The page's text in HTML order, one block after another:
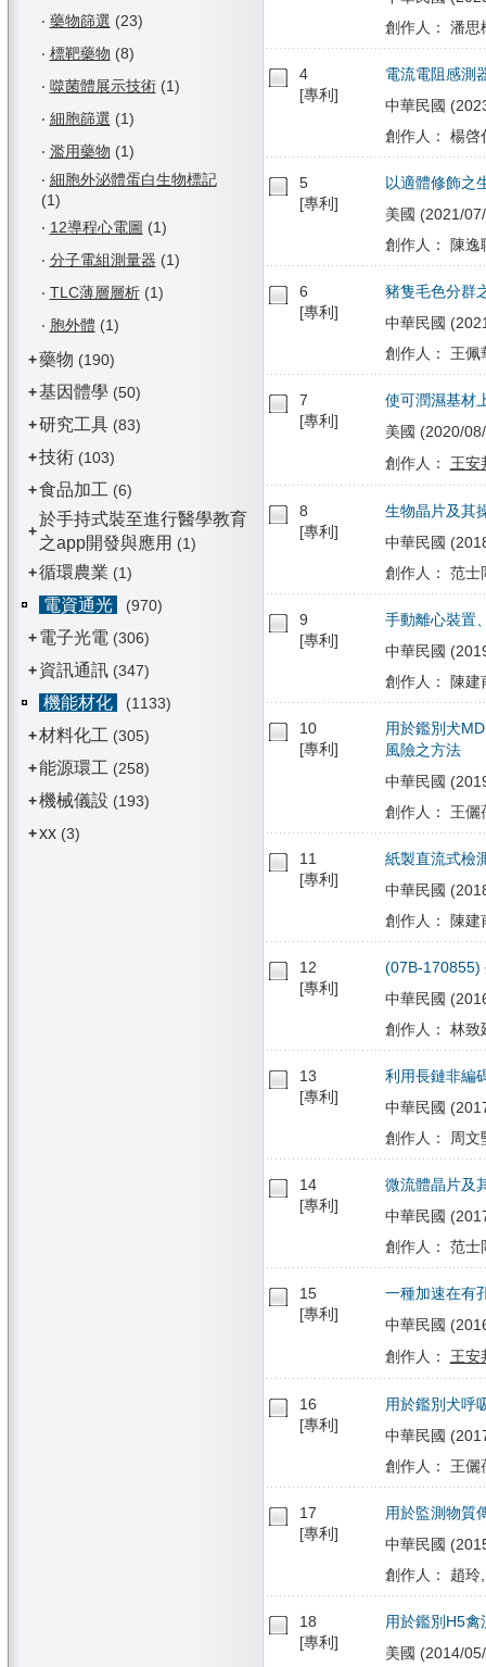
‧ 藥物篩選 (23)
‧ 標靶藥物 (8)
‧ 噬菌體展示技術(1)
‧ 細胞篩選 (1)
‧ 濫用藥物 (1)
‧ 細胞外泌體蛋白生物標記
(1)
‧ 12導程心電圖 (1)
‧ 分子電組測量器 (1)
‧ TLC薄層層析(1)
‧ 胞外體 (1)
+藥物 (190)
+基因體學 (50)
+研究工具(83)
+技術(103)
+食品加工 (6)
+
於手持式裝至進行醫學教育
之app開發與應用 (1)
+循環農業 (1)
電資通光
(970)
+ 電子光電 (306)
+ 資訊通訊(347)
機能材化
(1133)
+材料化工 (305)
+能源環工 (258)
+機械儀設 (193)
+xx(3)
創作人： 潘思
4
[專利]
電流電阻感測
中華民國
創作人： 楊啓
5
[專利]
以適體修飾之
美國 (2021/
創作人： 陳逸
6
[專利]
豬隻毛色分群
中華民國
創作人： 王佩
7
[專利]
使可潤濕基材
美國 (2020/
創作人： 王安
8
[專利]
生物晶片及其
中華民國
創作人： 范士
9
[專利]
手動離心裝置
中華民國
創作人： 陳建
10
[專利]
用於鑑別犬
風險之方法
中華民國
創作人： 王儷
11
[專利]
紙製直流式檢
中華民國
創作人： 陳建
12
[專利]
(07B-170855)
中華民國
創作人： 林致
13
[專利]
利用長鏈非編
中華民國
創作人： 周文
14
[專利]
微流體晶片及
中華民國
創作人： 范士
15
[專利]
一種加速在有
中華民國
創作人： 王安
16
[專利]
用於鑑別犬呼
中華民國
創作人： 王儷
17
[專利]
用於監測物質
中華民國
創作人： 趙玲
18
[專利]
用於鑑別H5
美國 (2014/